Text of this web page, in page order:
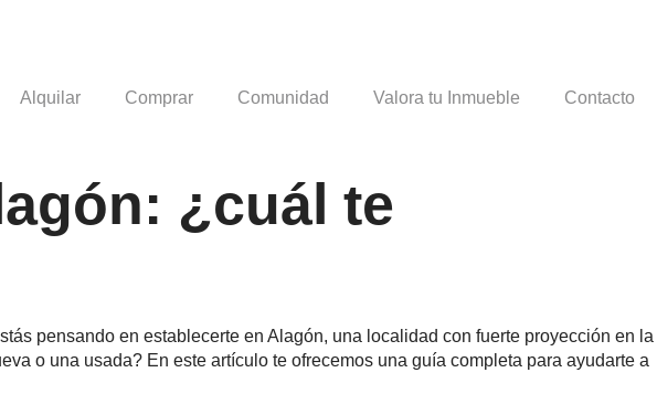
Alquilar Comprar Comunidad Valora tu Inmueble Contacto
¿cuál te
pensando en establecerte en Alagón, una localidad con fuerte proyección en la
o una usada? En este artículo te ofrecemos una guía completa para ayudarte a